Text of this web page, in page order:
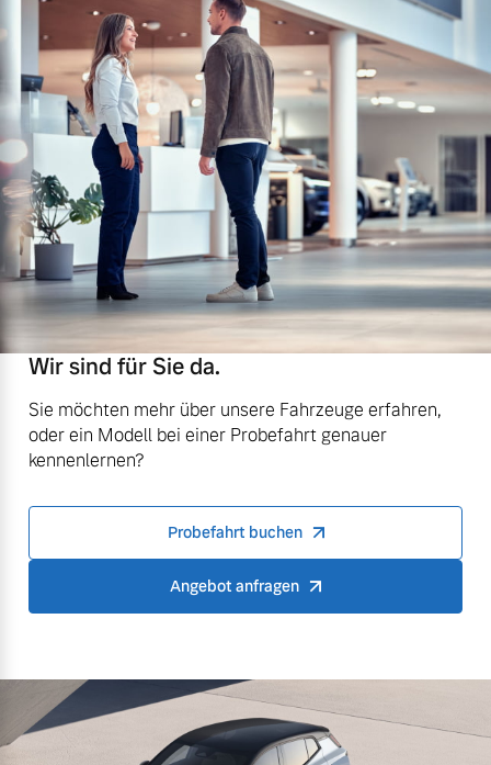
Wir sind für Sie da.
Sie möchten mehr über unsere Fahrzeuge erfahren,
oder ein Modell bei einer Probefahrt genauer
kennenlernen?
Probefahrt buchen
Angebot anfragen